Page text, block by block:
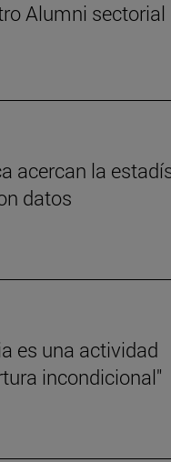
Alumni sectorial
acercan la
datos
es una actividad
incondicional"